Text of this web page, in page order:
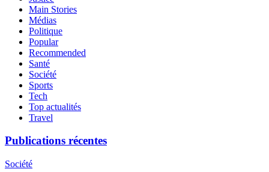
Main Stories
Médias
Politique
Popular
Recommended
Santé
Société
Sports
Tech
Top actualités
Travel
Publications récentes
Société